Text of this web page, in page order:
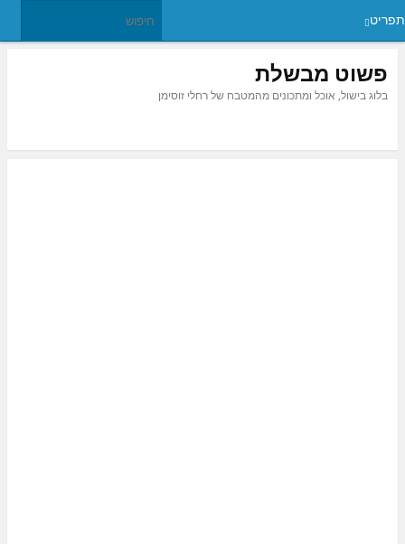
תפריט
פשוט מבשלת
בלוג בישול, אוכל ומתכונים מהמטבח של רחלי זוסימן